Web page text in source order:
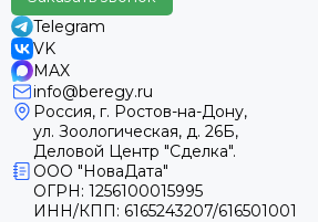
Telegram
VK
MAX
info@beregy.ru
Россия, г. Ростов-на-Дону,
ул. Зоологическая, д. 26Б,
Деловой Центр "Сделка".
ООО "НоваДата"
ОГРН: 1256100015995
ИНН/КПП: 6165243207/616501001